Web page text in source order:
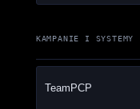
KAMPANIE I SYSTEMY
TeamPCP